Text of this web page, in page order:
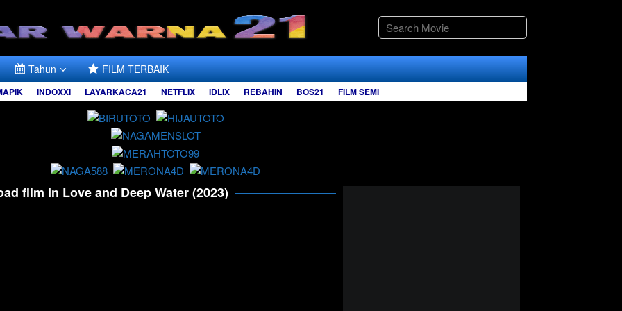
Tahun FILM TERBAIK
INDOXXI LAYARKACA21 NETFLIX IDLIX REBAHIN BOS21 FILM SEMI
film In Love and Deep Water (2023)